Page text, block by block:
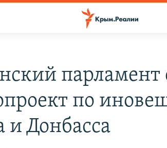
парламент
по
Донбасса